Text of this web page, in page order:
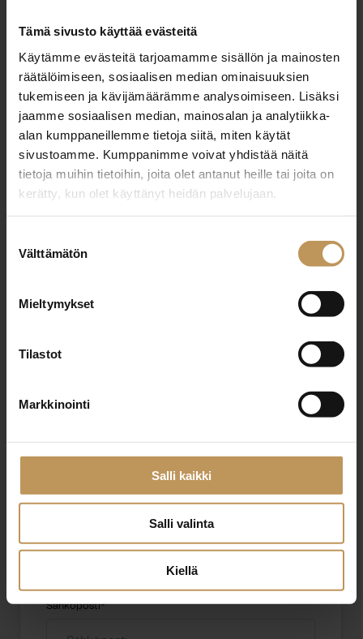
Tämä sivusto käyttää evästeitä
Käytämme evästeitä tarjoamamme sisällön ja mainosten
räätälöimiseen, sosiaalisen median ominaisuuksien
tukemiseen ja kävijämäärämme analysoimiseen. Lisäksi
jaamme sosiaalisen median, mainosalan ja analytiikka-
alan kumppaneillemme tietoja siitä, miten käytät
sivustoamme. Kumppanimme voivat yhdistää näitä
tietoja muihin tietoihin, joita olet antanut heille tai joita on
kerätty, kun olet käyttänyt heidän palvelujaan.
valinta
Välttämätön
Mieltymykset
Tilastot
Markkinointi
Salli kaikki
Salli valinta
Kiellä
Jätä yhteystietosi, niin otan yhteyttä
STRAND PROPERTIES | AARNE HYVÄRINEN
LKV OY
Sähköposti*